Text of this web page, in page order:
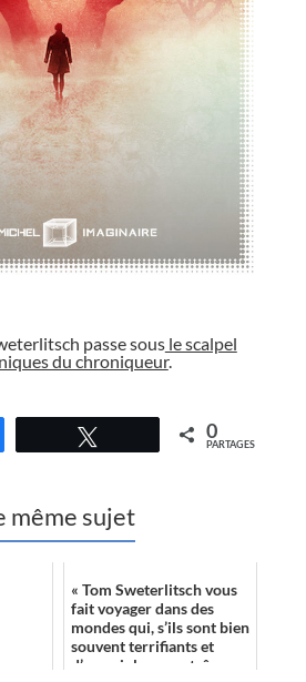
passe sousle scalpel
du chroniqueur.
0
PARTAGES
même sujet
« Tom Sweterlitsch vous
fait voyager dans des
mondes qui, s’ils sont bien
souvent terrifiants et
d’une violence extrême,